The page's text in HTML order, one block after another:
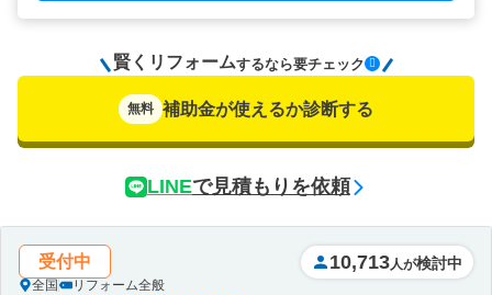
賢くリフォームするなら要チェック
無料 補助金が使えるか診断する
LINEで見積もりを依頼
受付中
全国 リフォーム全般
10,713 人が検討中